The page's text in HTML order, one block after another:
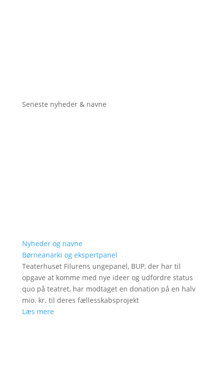
Seneste nyheder & navne
Nyheder og navne
Børneanarki og ekspertpanel
Teaterhuset Filurens ungepanel, BUP, der har til
opgave at komme med nye ideer og udfordre status
quo på teatret, har modtaget en donation på en halv
mio. kr. til deres fællesskabsprojekt
Læs mere